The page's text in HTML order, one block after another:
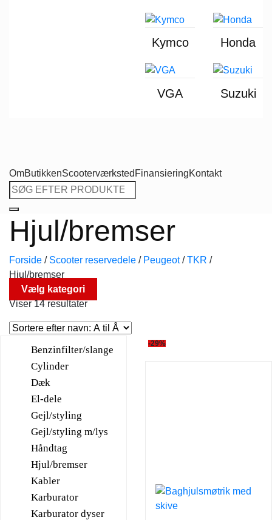
Kymco Honda
VGA Suzuki
OmButikkenScooterværksted FinansieringKontakt
Søg
efter:
Hjul/bremser
Forside / Scooter reservedele / Peugeot / TKR /
Hjul/bremser
Vælg kategori
Viser 14 resultater
Benzinfilter/slange
Cylinder
Dæk
El-dele
Gejl/styling
Gejl/styling m/lys
Håndtag
Hjul/bremser
Kabler
Karburator
Karburator dyser
-29%